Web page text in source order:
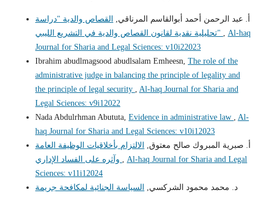
أ. عبد الرحمن أحمد أبوالقاسم المرناقي,
القصاص والدية "دراسة
تحليلية نقدية لقانون القصاص والدية في التشريع الليبي" , Al-haq
Journal for Sharia and Legal Sciences: v10i22023
Ibrahim abudlmagsood abudlsalam Emheesn, The role of the
administrative judge in balancing the principle of legality and
the principle of legal security , Al-haq Journal for Sharia and
Legal Sciences: v9i12022
Nada Abdulrhman Abututa, Evidence in administrative law , Al-
haq Journal for Sharia and Legal Sciences: v10i12023
أ‌. صبرية المبروك صالح معتوق,
الالتزام بأخلاقيات الوظيفة العامة
, Al-haq Journal for Sharia and Legal
Sciences: v11i12024
د. محمد محمود الشركسي,
السياسة الجنائية لمكافحة جريمة